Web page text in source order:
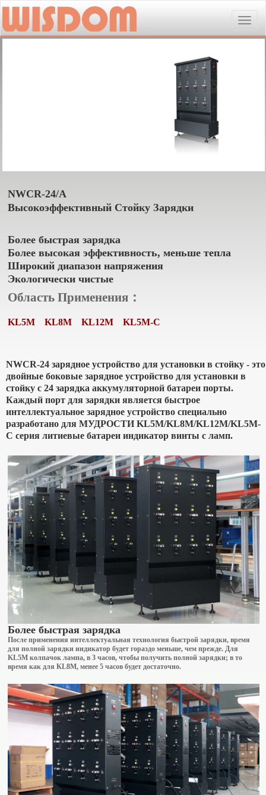
Toggle
NWCR-24/A
Высокоэффективный Стойку Зарядки
Более быстрая зарядка
Более высокая эффективность, меньше тепла
Широкий диапазон напряжения
Экологически чистые
Область Применения：
KL5M KL8M KL12M KL5M-C
NWCR-24 зарядное устройство для установки в стойку - это
двойные боковые зарядное устройство для установки в
стойку с 24 зарядка аккумуляторной батареи порты.
Каждый порт для зарядки является быстрое
интеллектуальное зарядное устройство специально
разработано для МУДРОСТИ KL5M/KL8M/KL12M/KL5M-
C серия литиевые батареи индикатор винты с ламп.
Более быстрая зарядка
После применения интеллектуальная технология быстрой зарядки, время
для полной зарядки индикатор будет гораздо меньше, чем прежде. Для
KL5M колпачок лампа, в 3 часов, чтобы получить полной зарядки; в то
время как для KL8M, менее 5 часов будет достаточно.